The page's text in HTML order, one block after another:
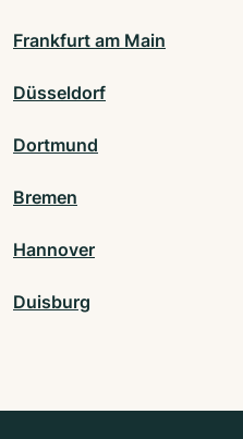
Frankfurt am Main
Düsseldorf
Dortmund
Bremen
Hannover
Duisburg